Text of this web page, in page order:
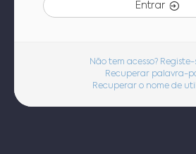
Entrar
Não tem acesso?
Recuperar palavra-
Recuperar o nome de